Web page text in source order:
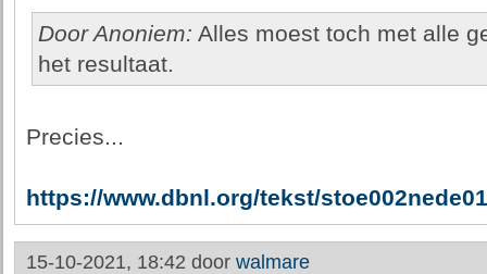
Door Anoniem: Alles moest toch met alle
het resultaat.
Precies...
https://www.dbnl.org/tekst/
15-10-2021, 18:42 door walmare